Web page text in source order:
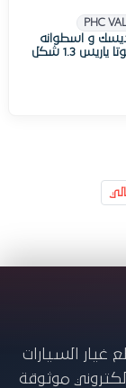
PHC
و اسطوانه
بدون بليه تويوتا ياريس 1.3 شكل
غيار السيارات
موثوقة